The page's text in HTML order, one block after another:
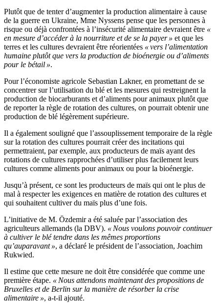
Plutôt que de tenter d’augmenter la production alimentaire à cause
de la guerre en Ukraine, Mme Nyssens pense que les personnes à
risque ou déjà confrontées à l’insécurité alimentaire devraient être «
en mesure d’accéder à la nourriture et de se la payer » et que les
terres et les cultures devraient être réorientées « vers l’alimentation
humaine plutôt que vers la production de bioénergie ou d’aliments
pour le bétail ».
Pour l’économiste agricole Sebastian Lakner, en promettant de se
concentrer sur l’utilisation du blé et les mesures qui restreignent la
production de biocarburants et d’aliments pour animaux plutôt que
de reporter la règle de rotation des cultures, on pourrait obtenir une
production de blé légèrement supérieure.
Il a également souligné que l’assouplissement temporaire de la règle
sur la rotation des cultures pourrait créer des incitations qui
permettraient, par exemple, aux producteurs de maïs ayant des
rotations de cultures rapprochées d’utiliser plus facilement leurs
cultures comme aliments pour animaux ou pour la bioénergie.
Jusqu’à présent, ce sont les producteurs de maïs qui ont le plus de
mal à respecter les exigences en matière de rotation des cultures et
qui souhaitent cultiver du maïs plus d’une fois.
L’initiative de M. Özdemir a été saluée par l’association des
agriculteurs allemands (la DBV). « Nous voulons pouvoir continuer
à cultiver le blé tendre dans les mêmes proportions
qu’auparavant », a déclaré le président de l’association, Joachim
Rukwied.
Il estime que cette mesure ne doit être considérée que comme une
première étape. « Nous attendons maintenant des propositions de
Bruxelles et de Berlin sur la manière de résorber la crise
alimentaire », a-t-il ajouté.